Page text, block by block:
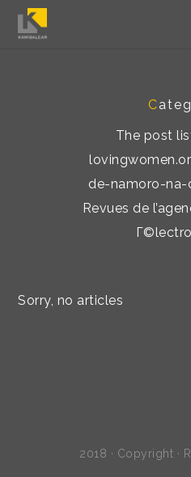
C
The post
de-namoro-
Revues de
Sorry, no articles
2018 · Copyright ·